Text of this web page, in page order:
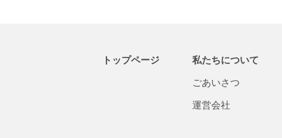
トップページ
私たちについて
ごあいさつ
運営会社